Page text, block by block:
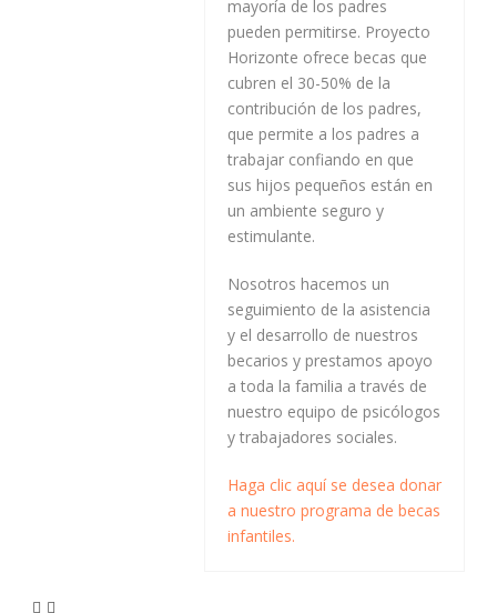
mayoría de los padres
pueden permitirse. Proyecto
Horizonte ofrece becas que
cubren el 30-50% de la
contribución de los padres,
que permite a los padres a
trabajar confiando en que
sus hijos pequeños están en
un ambiente seguro y
estimulante.
Nosotros hacemos un
seguimiento de la asistencia
y el desarrollo de nuestros
becarios y prestamos apoyo
a toda la familia a través de
nuestro equipo de psicólogos
y trabajadores sociales.
Haga clic aquí se desea donar
a nuestro programa de becas
infantiles.